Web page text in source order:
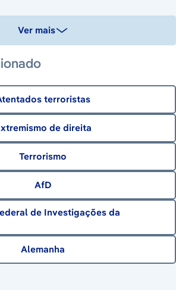
Ver mais
terroristas
de direita
Terrorismo
AfD
de Investigações da
Alemanha
7 de agosto de 2026
7 de agosto de 20267 de agosto de 2026
4 de agosto de 2026